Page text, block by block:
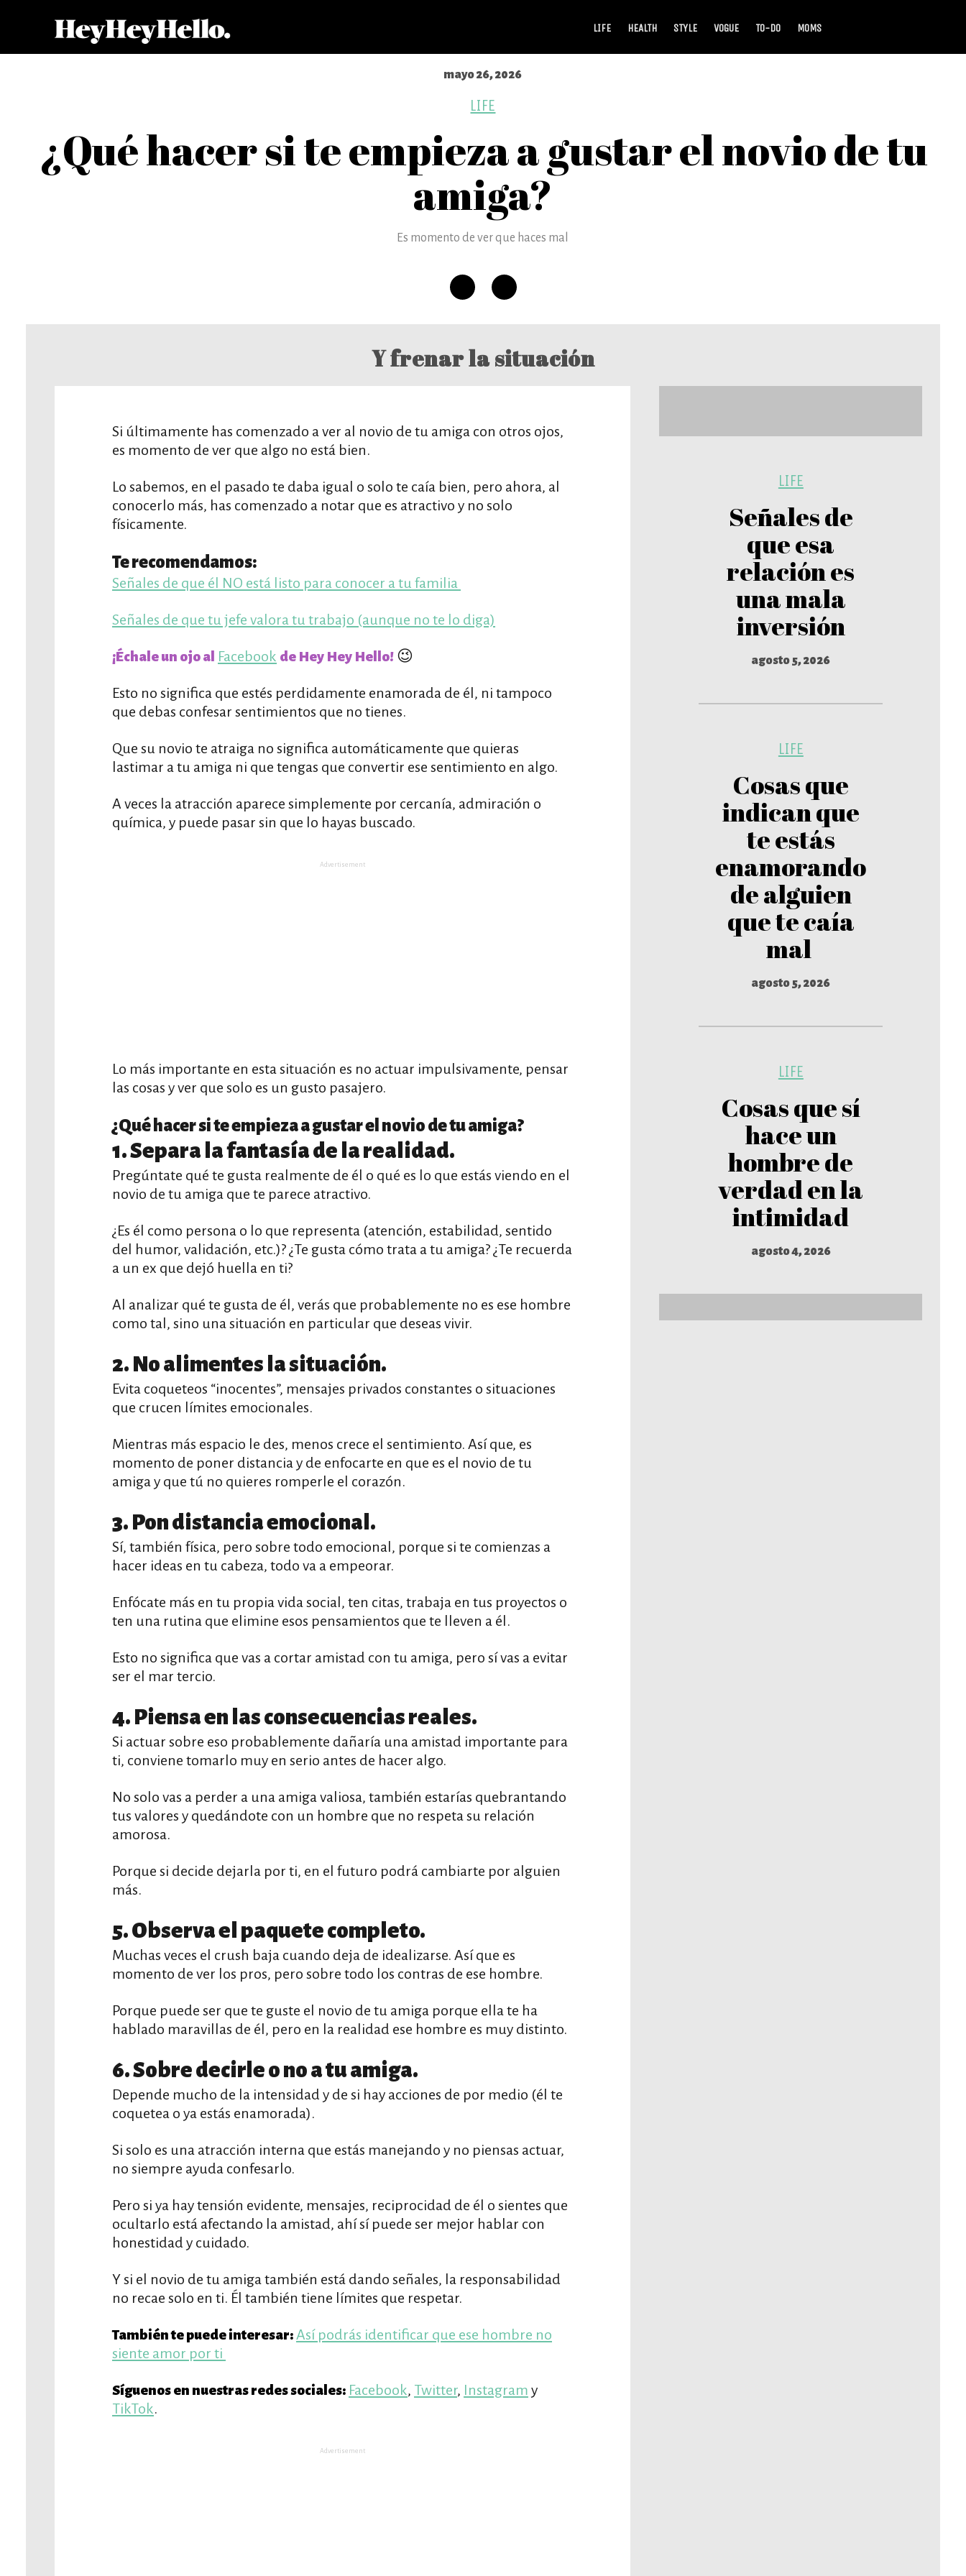
LIFE HEALTH STYLE VOGUE TO-DO MOMS
mayo 26, 2026
LIFE
¿Qué hacer si te empieza a gustar el novio de tu
amiga?
Es momento de ver que haces mal
Y frenar la situación
LIFE
Señales de
que esa
relación es
una mala
inversión
agosto 5, 2026
LIFE
Cosas que
indican que
te estás
enamorando
de alguien
que te caía
mal
agosto 5, 2026
LIFE
Cosas que sí
hace un
hombre de
verdad en la
intimidad
agosto 4, 2026
Si últimamente has comenzado a ver al novio de tu amiga con otros ojos,
es momento de ver que algo no está bien.
Lo sabemos, en el pasado te daba igual o solo te caía bien, pero ahora, al
conocerlo más, has comenzado a notar que es atractivo y no solo
físicamente.
Te recomendamos:
Señales de que él NO está listo para conocer a tu familia
Señales de que tu jefe valora tu trabajo (aunque no te lo diga)
¡Échale un ojo al Facebook de Hey Hey Hello! 😉
Esto no significa que estés perdidamente enamorada de él, ni tampoco
que debas confesar sentimientos que no tienes.
Que su novio te atraiga no significa automáticamente que quieras
lastimar a tu amiga ni que tengas que convertir ese sentimiento en algo.
A veces la atracción aparece simplemente por cercanía, admiración o
química, y puede pasar sin que lo hayas buscado.
Advertisement
Lo más importante en esta situación es no actuar impulsivamente, pensar
las cosas y ver que solo es un gusto pasajero.
¿Qué hacer si te empieza a gustar el novio de tu amiga?
1. Separa la fantasía de la realidad.
Pregúntate qué te gusta realmente de él o qué es lo que estás viendo en el
novio de tu amiga que te parece atractivo.
¿Es él como persona o lo que representa (atención, estabilidad, sentido
del humor, validación, etc.)? ¿Te gusta cómo trata a tu amiga? ¿Te recuerda
a un ex que dejó huella en ti?
Al analizar qué te gusta de él, verás que probablemente no es ese hombre
como tal, sino una situación en particular que deseas vivir.
2. No alimentes la situación.
Evita coqueteos “inocentes”, mensajes privados constantes o situaciones
que crucen límites emocionales.
Mientras más espacio le des, menos crece el sentimiento. Así que, es
momento de poner distancia y de enfocarte en que es el novio de tu
amiga y que tú no quieres romperle el corazón.
3. Pon distancia emocional.
Sí, también física, pero sobre todo emocional, porque si te comienzas a
hacer ideas en tu cabeza, todo va a empeorar.
Enfócate más en tu propia vida social, ten citas, trabaja en tus proyectos o
ten una rutina que elimine esos pensamientos que te lleven a él.
Esto no significa que vas a cortar amistad con tu amiga, pero sí vas a evitar
ser el mar tercio.
4. Piensa en las consecuencias reales.
Si actuar sobre eso probablemente dañaría una amistad importante para
ti, conviene tomarlo muy en serio antes de hacer algo.
No solo vas a perder a una amiga valiosa, también estarías quebrantando
tus valores y quedándote con un hombre que no respeta su relación
amorosa.
Porque si decide dejarla por ti, en el futuro podrá cambiarte por alguien
más.
5. Observa el paquete completo.
Muchas veces el crush baja cuando deja de idealizarse. Así que es
momento de ver los pros, pero sobre todo los contras de ese hombre.
Porque puede ser que te guste el novio de tu amiga porque ella te ha
hablado maravillas de él, pero en la realidad ese hombre es muy distinto.
6. Sobre decirle o no a tu amiga.
Depende mucho de la intensidad y de si hay acciones de por medio (él te
coquetea o ya estás enamorada).
Si solo es una atracción interna que estás manejando y no piensas actuar,
no siempre ayuda confesarlo.
Pero si ya hay tensión evidente, mensajes, reciprocidad de él o sientes que
ocultarlo está afectando la amistad, ahí sí puede ser mejor hablar con
honestidad y cuidado.
Y si el novio de tu amiga también está dando señales, la responsabilidad
no recae solo en ti. Él también tiene límites que respetar.
También te puede interesar: Así podrás identificar que ese hombre no
siente amor por ti
Síguenos en nuestras redes sociales: Facebook, Twitter, Instagram y
TikTok.
Advertisement